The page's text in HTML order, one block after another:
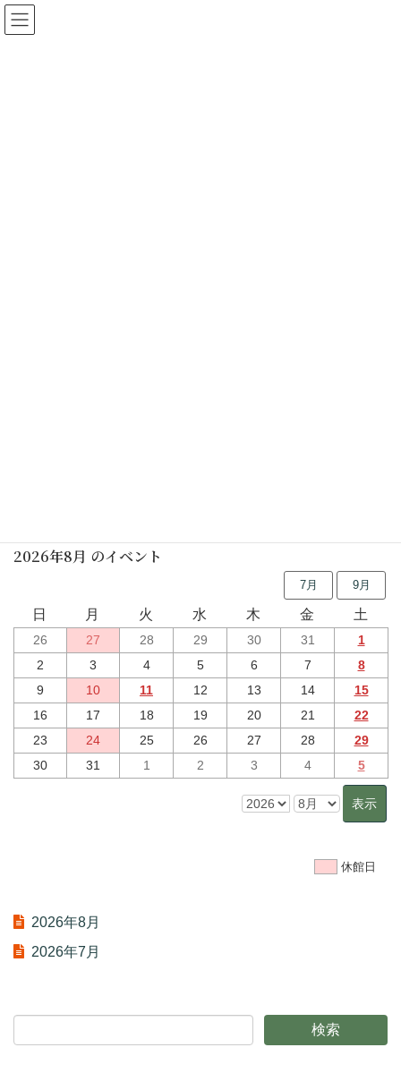
2026年8月 のイベント
7月 9月
日 月 火 水 木 金 土
26 27 28 29 30 31
1
2
3 4 5 6 7
8
9
10 11 12 13 14
15
16
17 18 19 20 21
22
23
24 25 26 27 28
29
30
31 1 2 3 4 5
休館日
2026年8月
2026年7月